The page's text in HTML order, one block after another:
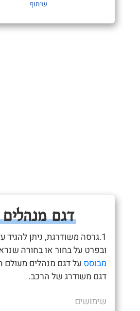
שיתוף
דגם מנהלים
1.גרסה משודרגת, ניתן להגיד
ובפרט על בחור או בחורה
מבוסס על דגם מנהלים מעולם
דגם משודרג של הרכב.
שימושים